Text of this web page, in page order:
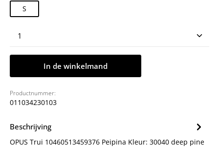
S
Producthoeveelheid: Voer de gewenste
In de winkelmand
Productnummer:
011034230103
Beschrijving
OPUS Trui 10460513459376 Peipina Kleur: 30040 deep pine